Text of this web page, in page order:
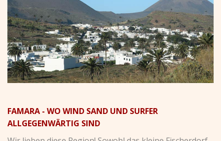
FAMARA - WO WIND SAND UND SURFER
ALLGEGENWÄRTIG SIND